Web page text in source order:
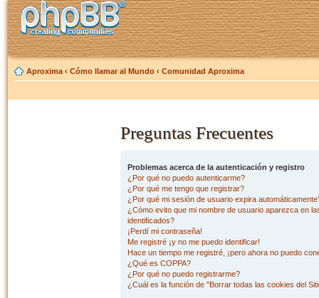
Aproxima ‹ Cómo llamar al Mundo ‹ Comunidad Aproxima
Preguntas Frecuentes
Problemas acerca de la autenticación y registro
¿Por qué no puedo autenticarme?
¿Por qué me tengo que registrar?
¿Por qué mi sesión de usuario expira
¿Cómo evito que mi nombre de usuario aparezca en
identificados?
¡Perdí mi contraseña!
Me registré ¡y no me puedo identificar!
Hace un tiempo me registré, ¡pero ahora no puedo
¿Qué es COPPA?
¿Por qué no puedo registrarme?
¿Cuál es la función de "Borrar todas las cookies del